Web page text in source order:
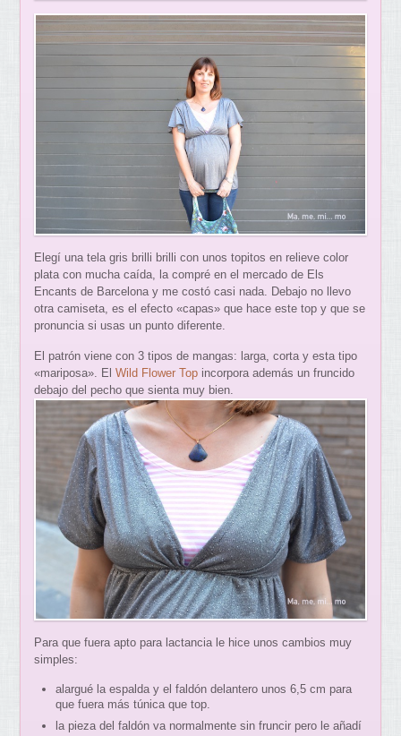
Elegí una tela gris brilli brilli con unos topitos en relieve color
plata con mucha caída, la compré en el mercado de Els
Encants de Barcelona y me costó casi nada. Debajo no llevo
otra camiseta, es el efecto «capas» que hace este top y que se
pronuncia si usas un punto diferente.
El patrón viene con 3 tipos de mangas: larga, corta y esta tipo
«mariposa». ElWild Flower Top incorpora además un fruncido
debajo del pecho que sienta muy bien.
Para que fuera apto para lactancia le hice unos cambios muy
simples:
alargué la espalda y el faldón delantero unos 6,5 cm para
que fuera más túnica que top.
la pieza del faldón va normalmente sin fruncir pero le añadí